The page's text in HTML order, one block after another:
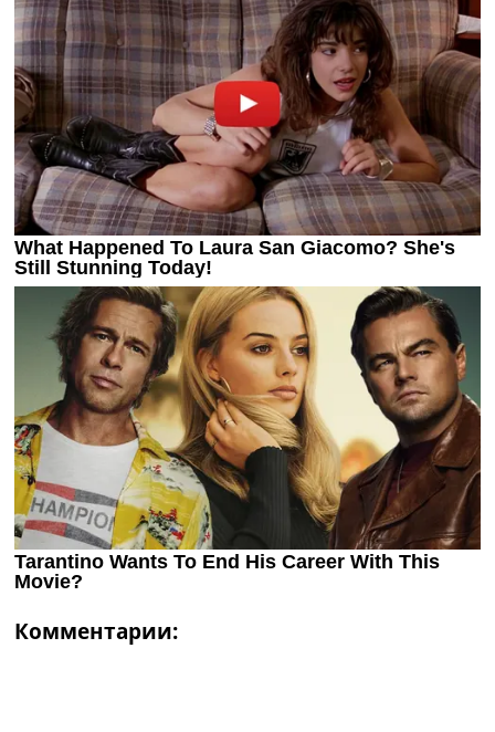
Комментарии: